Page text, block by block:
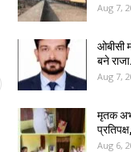
Aug 7,
ओबीसी
बने
Aug 7,
मृतक
Aug 6,